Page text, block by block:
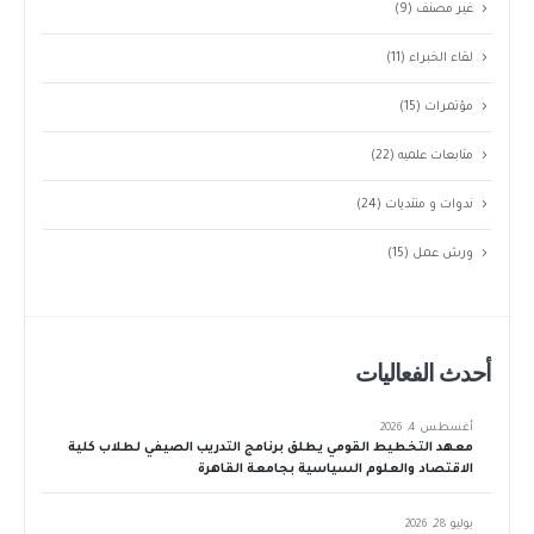
غير مصنف (9)
لقاء الخبراء(11)
مؤتمرات (15)
متابعات علميه(22)
ندوات و منتديات (24)
ورش عمل (15)
أحدث الفعاليات
معهد التخطيط القومي يطلق برنامج التدريب الصيفي لطلاب كلية
الاقتصاد والعلوم السياسية بجامعة القاهرة
أغسطس 4, 2026
يوليو 28, 2026